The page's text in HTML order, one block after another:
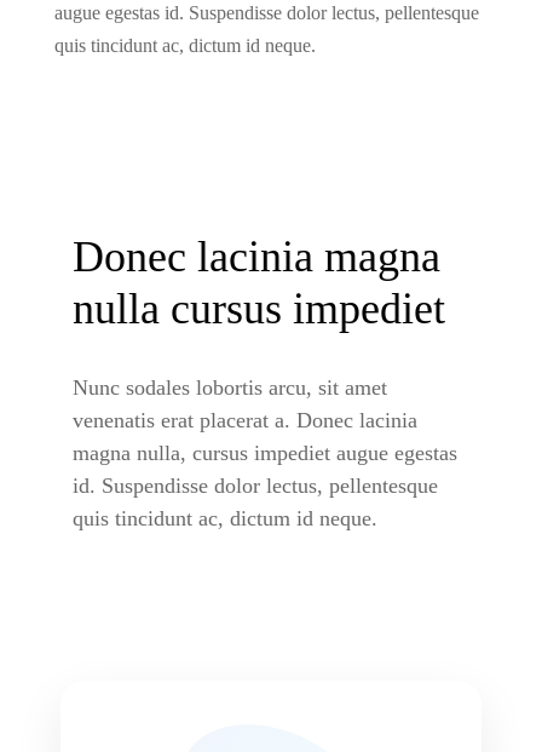
augue egestas id. Suspendisse dolor lectus, pellentesque
quis tincidunt ac, dictum id neque.
Donec lacinia magna
nulla cursus impediet
Nunc sodales lobortis arcu, sit amet
venenatis erat placerat a. Donec lacinia
magna nulla, cursus impediet augue egestas
id. Suspendisse dolor lectus, pellentesque
quis tincidunt ac, dictum id neque.